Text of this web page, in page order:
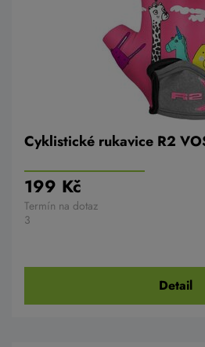
Cyklistické rukavice R2
199 Kč
Termín na dotaz
3
Detail